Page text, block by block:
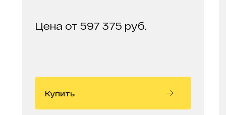
Цена от 597 375 руб.
Купить